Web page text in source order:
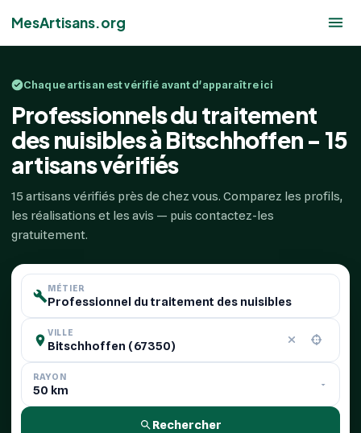
MesArtisans.org
Chaque artisan est vérifié avant d'apparaître ici
Professionnels du traitement
des nuisibles à Bitschhoffen - 15
artisans vérifiés
15 artisans vérifiés près de chez vous. Comparez les profils,
les réalisations et les avis — puis contactez-les
gratuitement.
MÉTIER
VILLE
RAYON
Rechercher